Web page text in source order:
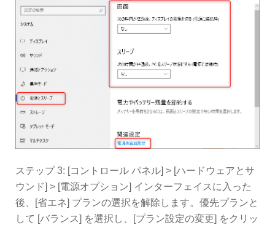
ステップ 3: [コントロール パネル] > [ハードウェアとサ
ウンド] > [電源オプション] インターフェイスに入った
後、[省エネ] プランの選択を解除します。優先プランと
して [バランス] を選択し、[プラン設定の変更] をクリッ